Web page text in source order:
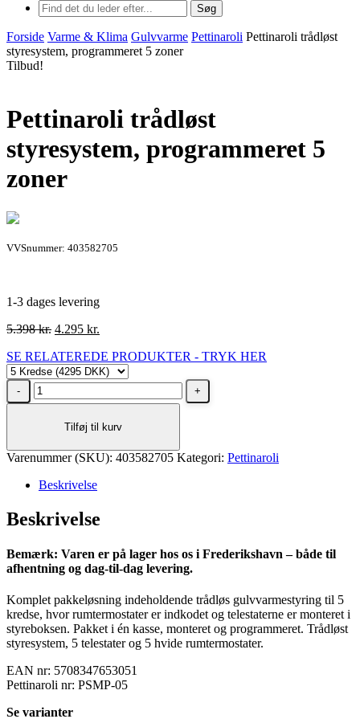
Søg
Forside Varme & Klima Gulvvarme Pettinaroli Pettinaroli trådløst
styresystem, programmeret 5 zoner
Tilbud!
Pettinaroli trådløst
styresystem, programmeret 5
zoner
VVSnummer: 403582705
1-3 dages levering
5.398kr. Den
pris
var:
5.398 kr..
4.295 kr.
pris
er:
4.295 kr..
SE RELATEREDE PRODUKTER - TRYK HER
Pettinaroli
trådløst
programmeret
zoner
Tilføj til kurv
Varenummer (SKU): 403582705 Kategori: Pettinaroli
Beskrivelse
Beskrivelse
Bemærk: Varen er på lager hos os i Frederikshavn – både til
afhentning og dag-til-dag levering.
Komplet pakkeløsning indeholdende trådløs gulvvarmestyring til 5
kredse, hvor rumtermostater er indkodet og telestaterne er monteret i
styreboksen. Pakket i én kasse, monteret og programmeret. Trådløst
styresystem, 5 telestater og 5 hvide rumtermostater.
EAN nr: 5708347653051
Pettinaroli nr: PSMP-05
Se varianter